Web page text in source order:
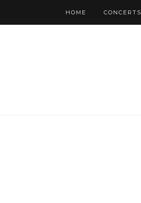
HOME CONCERTS